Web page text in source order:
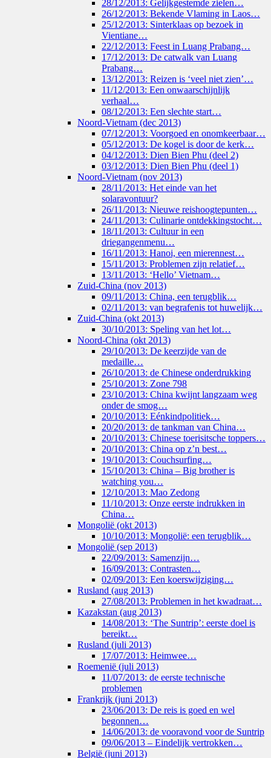
28/12/2013: Gelijkgestemde zielen…
26/12/2013: Bekende Vlaming in Laos…
25/12/2013: Sinterklaas op bezoek in
Vientiane…
22/12/2013: Feest in Luang Prabang…
17/12/2013: De catwalk van Luang
Prabang…
13/12/2013: Reizen is ‘veel niet zien’…
11/12/2013: Een onwaarschijnlijk
verhaal…
08/12/2013: Een slechte start…
Noord-Vietnam (dec 2013)
07/12/2013: Voorgoed en onomkeerbaar…
05/12/2013: De kogel is door de kerk…
04/12/2013: Dien Bien Phu (deel 2)
03/12/2013: Dien Bien Phu (deel 1)
Noord-Vietnam (nov 2013)
28/11/2013: Het einde van het
solaravontuur?
26/11/2013: Nieuwe reishoogtepunten…
24/11/2013: Culinarie ontdekkingstocht…
18/11/2013: Cultuur in een
driegangenmenu…
16/11/2013: Hanoi, een mierennest…
15/11/2013: Problemen zijn relatief…
13/11/2013: ‘Hello’ Vietnam…
Zuid-China (nov 2013)
09/11/2013: China, een terugblik…
02/11/2013: van begrafenis tot huwelijk…
Zuid-China (okt 2013)
30/10/2013: Speling van het lot…
Noord-China (okt 2013)
29/10/2013: De keerzijde van de
medaille…
26/10/2013: de Chinese onderdrukking
25/10/2013: Zone 798
23/10/2013: China kwijnt langzaam weg
onder de smog…
20/10/2013: Eénkindpolitiek…
20/20/2013: de tankman van China…
20/10/2013: Chinese toerisitsche toppers…
20/10/2013: China op z’n best…
19/10/2013: Couchsurfing…
15/10/2013: China – Big brother is
watching you…
12/10/2013: Mao Zedong
11/10/2013: Onze eerste indrukken in
China…
Mongolië (okt 2013)
10/10/2013: Mongolië: een terugblik…
Mongolië (sep 2013)
22/09/2013: Samenzijn…
16/09/2013: Contrasten…
02/09/2013: Een koerswijziging…
Rusland (aug 2013)
27/08/2013: Problemen in het kwadraat…
Kazakstan (aug 2013)
14/08/2013: ‘The Suntrip’: eerste doel is
bereikt…
Rusland (juli 2013)
17/07/2013: Heimwee…
Roemenië (juli 2013)
11/07/2013: de eerste technische
problemen
Frankrijk (juni 2013)
23/06/2013: De reis is goed en wel
begonnen…
14/06/2013: de vooravond voor de Suntrip
09/06/2013 – Eindelijk vertrokken…
België (juni 2013)